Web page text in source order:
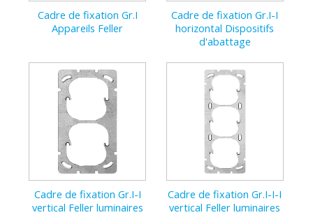
Cadre de fixation Gr.I
Appareils Feller
Cadre de fixation Gr.I-I
horizontal Dispositifs
d'abattage
Cadre de fixation Gr.I-I
vertical Feller luminaires
Cadre de fixation Gr.I-I-I
vertical Feller luminaires